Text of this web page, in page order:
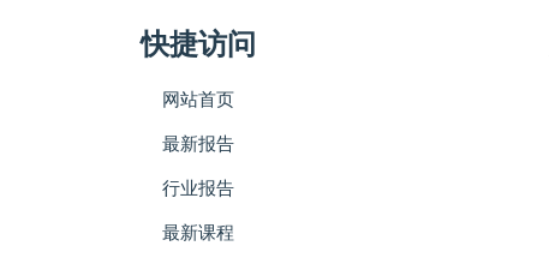
快捷访问
网站首页
最新报告
行业报告
最新课程